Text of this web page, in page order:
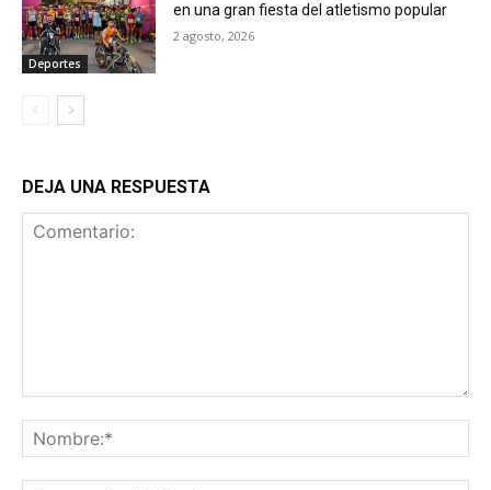
Deportes
en una gran fiesta del atletismo popular
2 agosto, 2026
DEJA UNA RESPUESTA